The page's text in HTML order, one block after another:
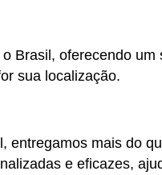
Brasil, oferecendo um
sua localização.
entregamos mais do
e eficazes,